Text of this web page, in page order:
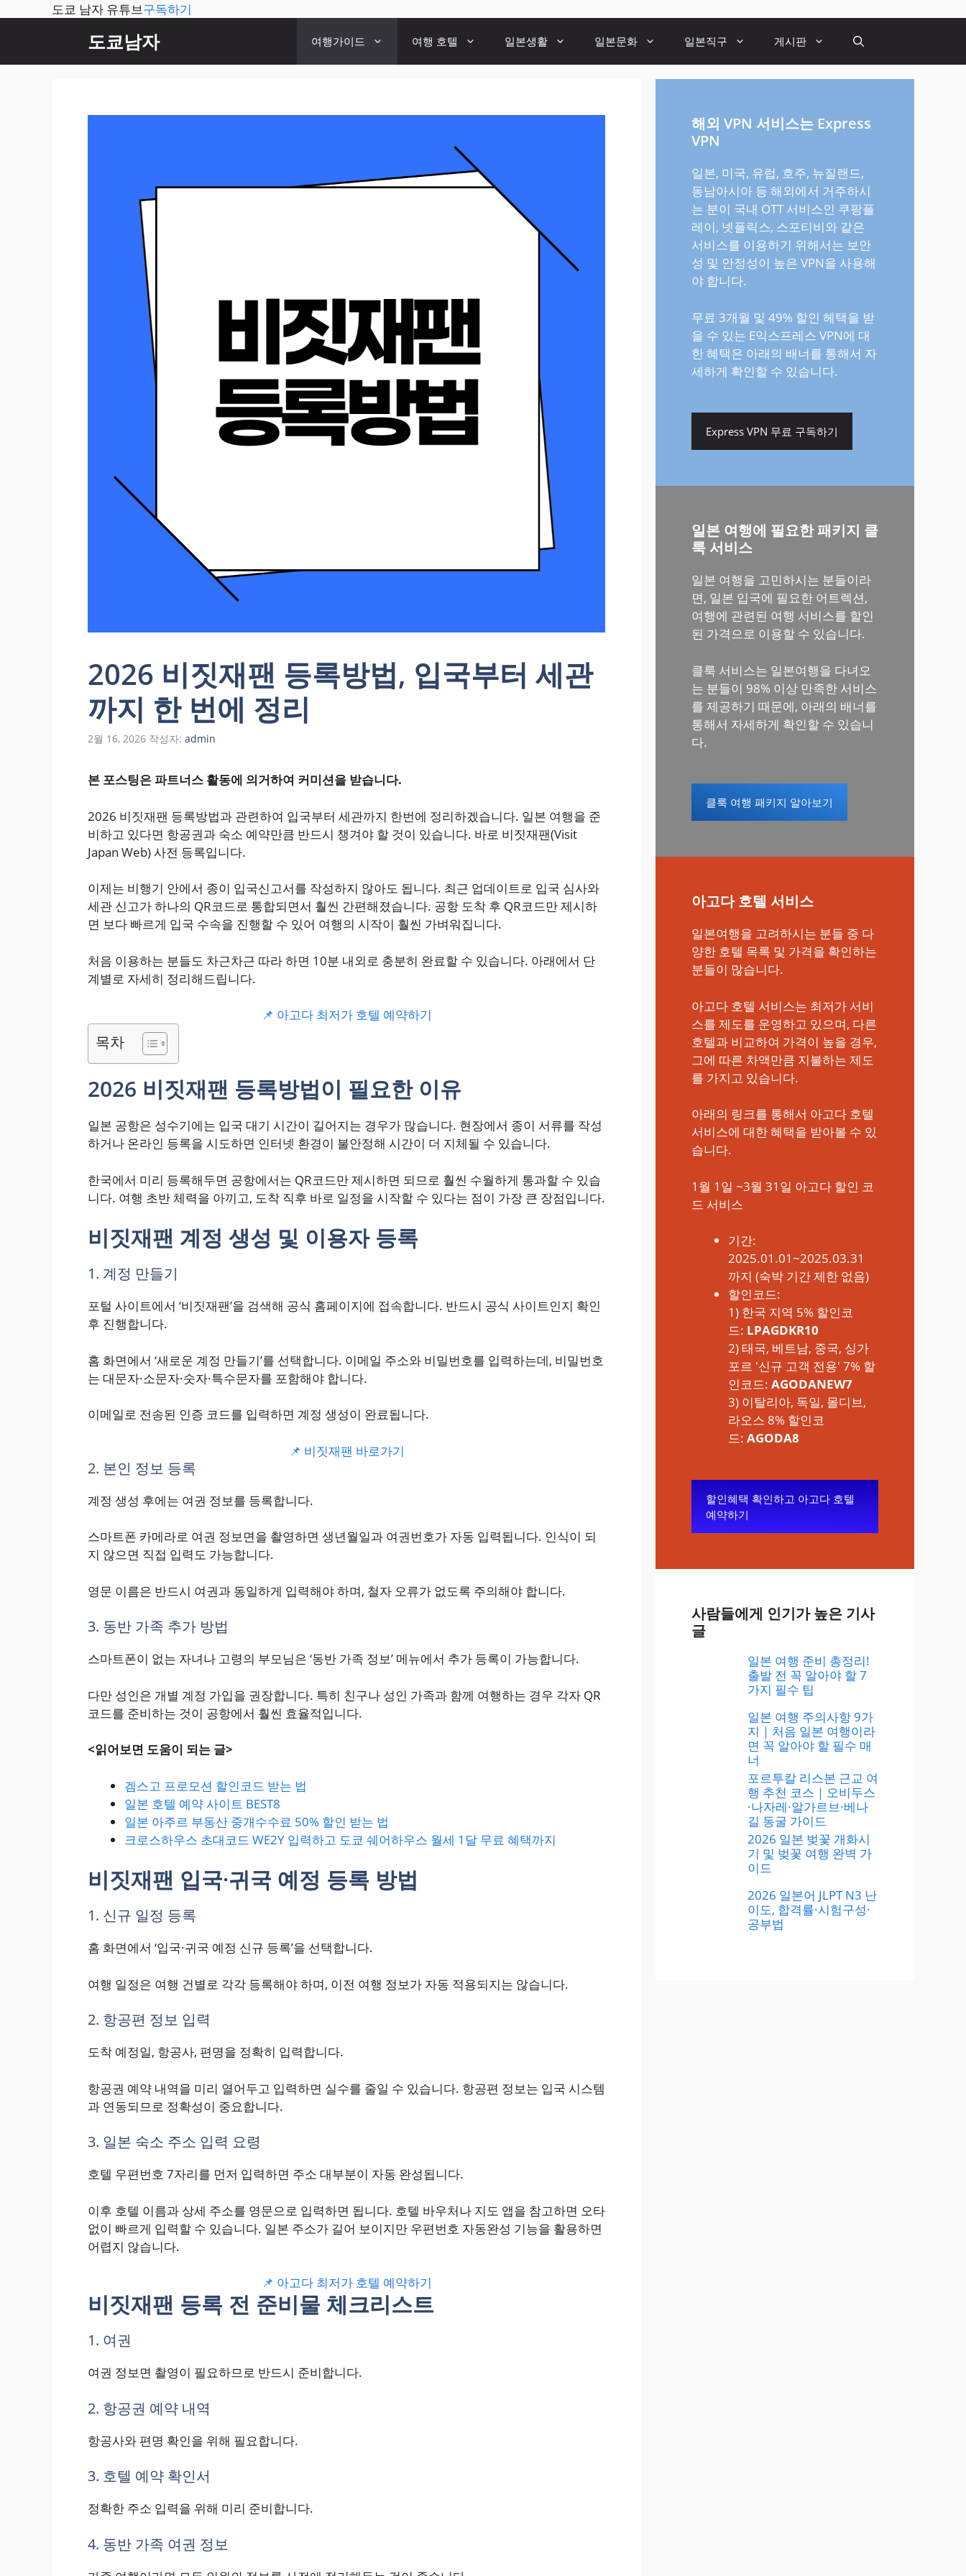
도쿄 남자 유튜브구독하기
츠
도쿄남자 여행가이드 여행 호텔 일본생활 일본문화 일본직구 게시판
2026 비짓재팬 등록방법, 입국부터 세관
까지 한 번에 정리
2월 16, 2026 작성자: admin
본 포스팅은 파트너스 활동에 의거하여 커미션을 받습니다.
2026 비짓재팬 등록방법과 관련하여 입국부터 세관까지 한번에 정리하겠습니다. 일본 여행을 준
비하고 있다면 항공권과 숙소 예약만큼 반드시 챙겨야 할 것이 있습니다. 바로 비짓재팬(Visit
Japan Web) 사전 등록입니다.
이제는 비행기 안에서 종이 입국신고서를 작성하지 않아도 됩니다. 최근 업데이트로 입국 심사와
세관 신고가 하나의 QR코드로 통합되면서 훨씬 간편해졌습니다. 공항 도착 후 QR코드만 제시하
면 보다 빠르게 입국 수속을 진행할 수 있어 여행의 시작이 훨씬 가벼워집니다.
처음 이용하는 분들도 차근차근 따라 하면 10분 내외로 충분히 완료할 수 있습니다. 아래에서 단
계별로 자세히 정리해드립니다.
📌 아고다 최저가 호텔 예약하기
목차
2026 비짓재팬 등록방법이 필요한 이유
일본 공항은 성수기에는 입국 대기 시간이 길어지는 경우가 많습니다. 현장에서 종이 서류를 작성
하거나 온라인 등록을 시도하면 인터넷 환경이 불안정해 시간이 더 지체될 수 있습니다.
한국에서 미리 등록해두면 공항에서는 QR코드만 제시하면 되므로 훨씬 수월하게 통과할 수 있습
니다. 여행 초반 체력을 아끼고, 도착 직후 바로 일정을 시작할 수 있다는 점이 가장 큰 장점입니다.
비짓재팬 계정 생성 및 이용자 등록
1. 계정 만들기
포털 사이트에서 ‘비짓재팬’을 검색해 공식 홈페이지에 접속합니다. 반드시 공식 사이트인지 확인
후 진행합니다.
홈 화면에서 ‘새로운 계정 만들기’를 선택합니다. 이메일 주소와 비밀번호를 입력하는데, 비밀번호
는 대문자·소문자·숫자·특수문자를 포함해야 합니다.
이메일로 전송된 인증 코드를 입력하면 계정 생성이 완료됩니다.
📌 비짓재팬 바로가기
2. 본인 정보 등록
계정 생성 후에는 여권 정보를 등록합니다.
스마트폰 카메라로 여권 정보면을 촬영하면 생년월일과 여권번호가 자동 입력됩니다. 인식이 되
지 않으면 직접 입력도 가능합니다.
영문 이름은 반드시 여권과 동일하게 입력해야 하며, 철자 오류가 없도록 주의해야 합니다.
3. 동반 가족 추가 방법
스마트폰이 없는 자녀나 고령의 부모님은 ‘동반 가족 정보’ 메뉴에서 추가 등록이 가능합니다.
다만 성인은 개별 계정 가입을 권장합니다. 특히 친구나 성인 가족과 함께 여행하는 경우 각자 QR
코드를 준비하는 것이 공항에서 훨씬 효율적입니다.
<읽어보면 도움이 되는 글>
겜스고 프로모션 할인코드 받는 법
일본 호텔 예약 사이트 BEST8
일본 아주르 부동산 중개수수료 50% 할인 받는 법
크로스하우스 초대코드 WE2Y 입력하고 도쿄 쉐어하우스 월세 1달 무료 혜택까지
비짓재팬 입국·귀국 예정 등록 방법
1. 신규 일정 등록
홈 화면에서 ‘입국·귀국 예정 신규 등록’을 선택합니다.
여행 일정은 여행 건별로 각각 등록해야 하며, 이전 여행 정보가 자동 적용되지는 않습니다.
2. 항공편 정보 입력
도착 예정일, 항공사, 편명을 정확히 입력합니다.
항공권 예약 내역을 미리 열어두고 입력하면 실수를 줄일 수 있습니다. 항공편 정보는 입국 시스템
과 연동되므로 정확성이 중요합니다.
3. 일본 숙소 주소 입력 요령
호텔 우편번호 7자리를 먼저 입력하면 주소 대부분이 자동 완성됩니다.
이후 호텔 이름과 상세 주소를 영문으로 입력하면 됩니다. 호텔 바우처나 지도 앱을 참고하면 오타
없이 빠르게 입력할 수 있습니다. 일본 주소가 길어 보이지만 우편번호 자동완성 기능을 활용하면
어렵지 않습니다.
📌 아고다 최저가 호텔 예약하기
비짓재팬 등록 전 준비물 체크리스트
1. 여권
여권 정보면 촬영이 필요하므로 반드시 준비합니다.
2. 항공권 예약 내역
항공사와 편명 확인을 위해 필요합니다.
3. 호텔 예약 확인서
정확한 주소 입력을 위해 미리 준비합니다.
4. 동반 가족 여권 정보
해외 VPN 서비스는 Express
VPN
일본, 미국, 유럽, 호주, 뉴질랜드,
동남아시아 등 해외에서 거주하시
는 분이 국내 OTT 서비스인 쿠팡플
레이, 넷플릭스, 스포티비와 같은
서비스를 이용하기 위해서는 보안
성 및 안정성이 높은 VPN을 사용해
야 합니다.
무료 3개월 및 49% 할인 헤택을 받
을 수 있는 E익스프레스 VPN에 대
한 혜택은 아래의 배너를 통해서 자
세하게 확인할 수 있습니다.
Express VPN 무료 구독하기
일본 여행에 필요한 패키지 클
룩 서비스
일본 여행을 고민하시는 분들이라
면, 일본 입국에 필요한 어트렉션,
여행에 관련된 여행 서비스를 할인
된 가격으로 이용할 수 있습니다.
클룩 서비스는 일본여행을 다녀오
는 분들이 98% 이상 만족한 서비스
를 제공하기 때문에, 아래의 배너를
통해서 자세하게 확인할 수 있습니
다.
클룩 여행 패키지 알아보기
아고다 호텔 서비스
일본여행을 고려하시는 분들 중 다
양한 호텔 목록 및 가격을 확인하는
분들이 많습니다.
아고다 호텔 서비스는 최저가 서비
스를 제도를 운영하고 있으며, 다른
호텔과 비교하여 가격이 높을 경우,
그에 따른 차액만큼 지불하는 제도
를 가지고 있습니다.
아래의 링크를 통해서 아고다 호텔
서비스에 대한 혜택을 받아볼 수 있
습니다.
1월 1일 ~3월 31일 아고다 할인 코
드 서비스
기간:
2025.01.01~2025.03.31
까지 (숙박 기간 제한 없음)
할인코드:
1) 한국 지역 5% 할인코
드: LPAGDKR10
2) 태국, 베트남, 중국, 싱가
포르 '신규 고객 전용' 7% 할
인코드: AGODANEW7
3) 이탈리아, 독일, 몰디브,
라오스 8% 할인코
드: AGODA8
할인혜택 확인하고 아고다 호텔
예약하기
사람들에게 인기가 높은 기사
글
일본 여행 준비 총정리!
출발 전 꼭 알아야 할 7
가지 필수 팁
일본 여행 주의사항 9가
지｜처음 일본 여행이라
면 꼭 알아야 할 필수 매
너
포르투칼 리스본 근교 여
행 추천 코스｜오비두스
·나자레·알가르브·베나
길 동굴 가이드
2026 일본 벚꽃 개화시
기 및 벚꽃 여행 완벽 가
이드
2026 일본어 JLPT N3 난
이도, 합격률·시험구성·
공부법